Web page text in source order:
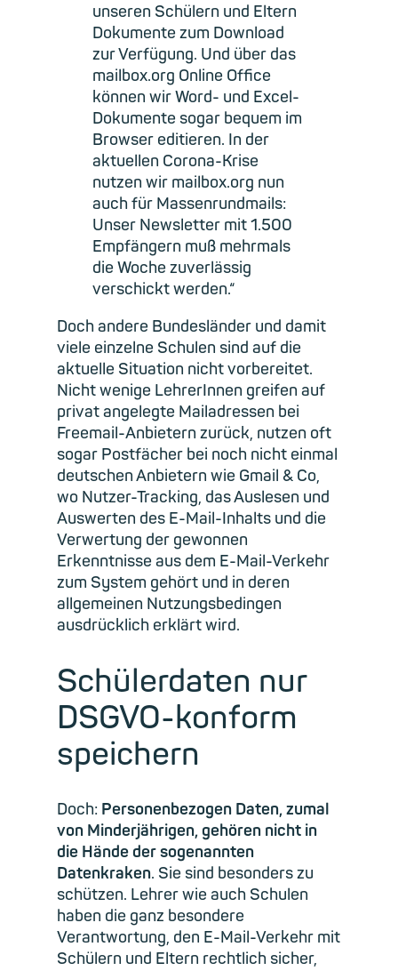
unseren Schülern und Eltern
Dokumente zum Download
zur Verfügung. Und über das
mailbox.org Online Office
können wir Word- und Excel-
Dokumente sogar bequem im
Browser editieren. In der
aktuellen Corona-Krise
nutzen wir mailbox.org nun
auch für Massenrundmails:
Unser Newsletter mit 1.500
Empfängern muß mehrmals
die Woche zuverlässig
verschickt werden.“
Doch andere Bundesländer und damit
viele einzelne Schulen sind auf die
aktuelle Situation nicht vorbereitet.
Nicht wenige LehrerInnen greifen auf
privat angelegte Mailadressen bei
Freemail-Anbietern zurück, nutzen oft
sogar Postfächer bei noch nicht einmal
deutschen Anbietern wie Gmail & Co,
wo Nutzer-Tracking, das Auslesen und
Auswerten des E-Mail-Inhalts und die
Verwertung der gewonnen
Erkenntnisse aus dem E-Mail-Verkehr
zum System gehört und in deren
allgemeinen Nutzungsbedingen
ausdrücklich erklärt wird.
Schülerdaten nur
DSGVO-konform
speichern
Doch: Personenbezogen Daten, zumal
von Minderjährigen, gehören nicht in
die Hände der sogenannten
Datenkraken. Sie sind besonders zu
schützen. Lehrer wie auch Schulen
haben die ganz besondere
Verantwortung, den E-Mail-Verkehr mit
Schülern und Eltern rechtlich sicher,